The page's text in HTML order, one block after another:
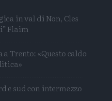
in val di Non, Cles
Flaim
Trento: «Questo caldo
e sud con intermezzo